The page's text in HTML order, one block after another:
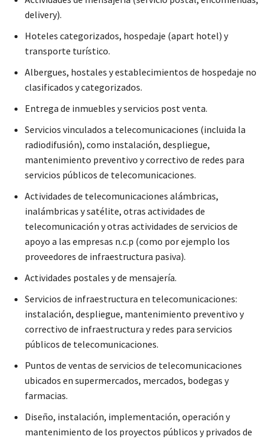
delivery).
Hoteles categorizados, hospedaje (apart hotel) y
transporte turístico.
Albergues, hostales y establecimientos de hospedaje no
clasificados y categorizados.
Entrega de inmuebles y servicios post venta.
Servicios vinculados a telecomunicaciones (incluida la
radiodifusión), como instalación, despliegue,
mantenimiento preventivo y correctivo de redes para
servicios públicos de telecomunicaciones.
Actividades de telecomunicaciones alámbricas,
inalámbricas y satélite, otras actividades de
telecomunicación y otras actividades de servicios de
apoyo a las empresas n.c.p (como por ejemplo los
proveedores de infraestructura pasiva).
Actividades postales y de mensajería.
Servicios de infraestructura en telecomunicaciones:
instalación, despliegue, mantenimiento preventivo y
correctivo de infraestructura y redes para servicios
públicos de telecomunicaciones.
Puntos de ventas de servicios de telecomunicaciones
ubicados en supermercados, mercados, bodegas y
farmacias.
Diseño, instalación, implementación, operación y
mantenimiento de los proyectos públicos y privados de